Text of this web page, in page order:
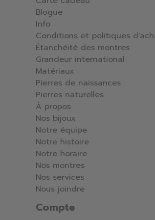
Blogue
Info
Conditions et politiques
Étanchéité des montres
Grandeur international
Matériaux
Pierres de naissances
Pierres naturelles
À propos
Nos bijoux
Notre équipe
Notre histoire
Notre horaire
Nos montres
Nos services
Nous joindre
Compte